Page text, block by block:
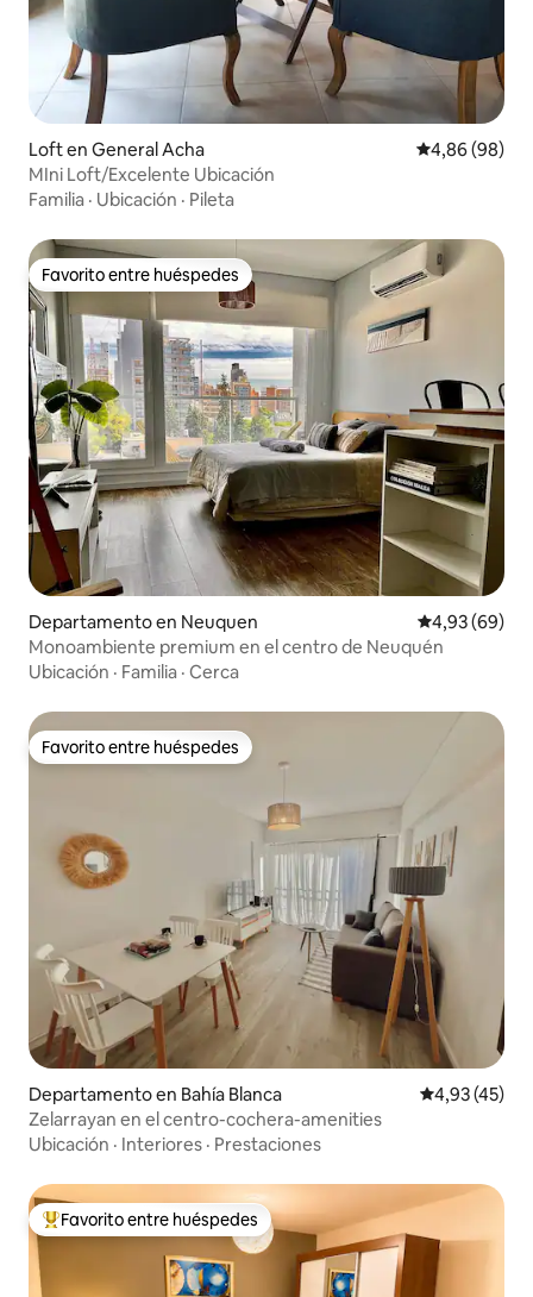
Loft en General Acha Calificación
4,86 (98)
MIni Loft/Excelente Ubicación
Familia · Ubicación · Pileta
Favorito entre huéspedes
Favorito entre huéspedes
Departamento en Neuquen Calificación
4,93 (69)
Monoambiente premium en el centro de Neuquén
Ubicación · Familia · Cerca
Favorito entre huéspedes
Favorito entre huéspedes
Departamento en Bahía Blanca Calificación
4,93 (45)
Zelarrayan en el centro-cochera-amenities
Ubicación · Interiores · Prestaciones
Favorito entre los huéspedes más destacados
Favorito entre huéspedes